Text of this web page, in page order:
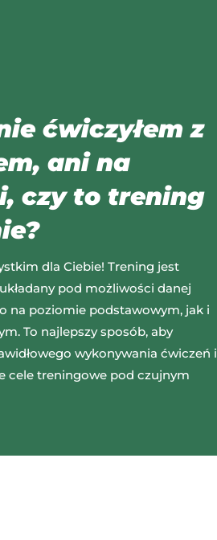
ćwiczyłem z
ani na
czy to trening
dla Ciebie! Trening jest
pod możliwości danej
na poziomie podstawowym, jak i
To najlepszy sposób, aby
wykonywania ćwiczeń i
cele treningowe pod czujnym